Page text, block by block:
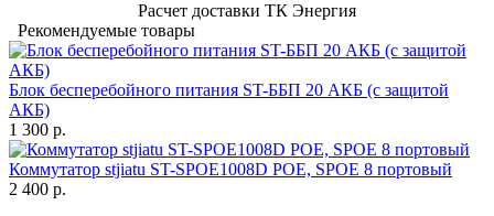
Расчет доставки ТК Энергия
Рекомендуемые товары
Блок бесперебойного питания ST-ББП 20 АКБ (с защитой
АКБ)
1 300 р.
Коммутатор stjiatu ST-SPOE1008D POE, SPOE 8 портовый
2 400 р.